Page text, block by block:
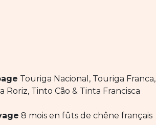
Touriga Nacional, Touriga Franca,
Roriz, Tinto Cão & Tinta Francisca
8 mois en fûts de chêne français